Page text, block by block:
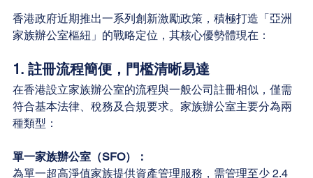
香港政府近期推出一系列創新激勵政策，積極打造「亞洲
家族辦公室樞紐」的戰略定位，其核心優勢體現在：
1. 註冊流程簡便，門檻清晰易達
在香港設立家族辦公室的流程與一般公司註冊相似，僅需
符合基本法律、稅務及合規要求。家族辦公室主要分為兩
種類型：
單一家族辦公室（SFO）：
為單一超高淨值家族提供資產管理服務，需管理至少 2.4